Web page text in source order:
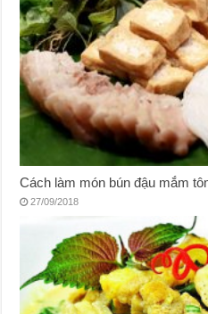
Cách làm món bún đậu mắm
27/09/2018